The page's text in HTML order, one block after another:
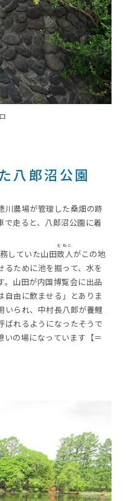
八郎沼公園
川農場が管理した桑畑の跡
で走ると、八郎沼公園に着
していた山田致人
むねと
がこの地
るために池を掘って、水を
。山田が内国博覧会に出品
自由に飲ませる」とありま
いられ、中村長八郎が養鯉
ばれるようになったそうで
いの場になっています【＝